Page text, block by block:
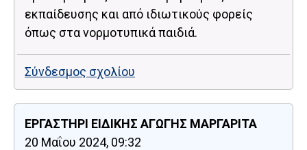
εκπαίδευσης και από ιδιωτικούς φορείς
όπως στα νορμοτυπικά παιδιά.
Σύνδεσμος σχολίου
ΕΡΓΑΣΤΗΡΙ ΕΙΔΙΚΗΣ ΑΓΩΓΗΣ ΜΑΡΓΑΡΙΤΑ
20 Μαΐου 2024, 09:32